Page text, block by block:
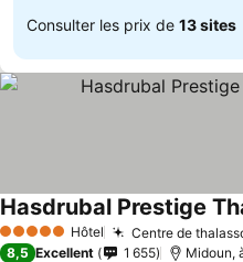
Consulter les prix de 13 sites
5 Étoiles Hôtel Centre de
Hasdrubal Prestige
8,5 Excellent 1 655 Midoun,